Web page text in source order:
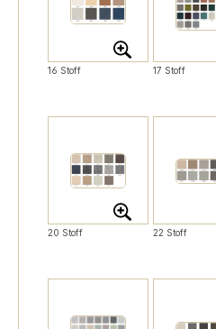
16 Stoff 17 Stoff
20 Stoff 22 Stoff